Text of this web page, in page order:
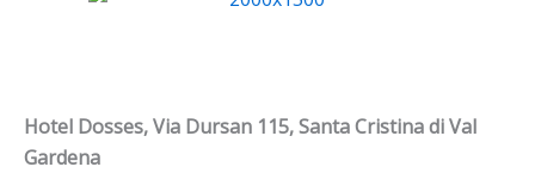
Hotel Dosses, Via Dursan 115, Santa Cristina di Val
Gardena